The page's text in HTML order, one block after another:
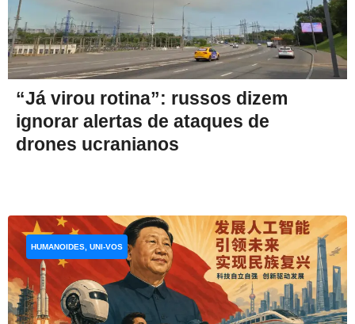
“Já virou rotina”: russos dizem
ignorar alertas de ataques de
drones ucranianos
HUMANOIDES, UNI-VOS